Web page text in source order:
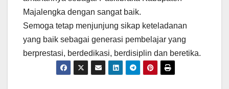
Majalengka dengan sangat baik.
Semoga tetap menjunjung sikap keteladanan
yang baik sebagai generasi pembelajar yang
berprestasi, berdedikasi, berdisiplin dan beretika.